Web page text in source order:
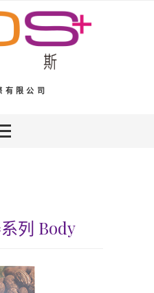
有限公司
列 Body